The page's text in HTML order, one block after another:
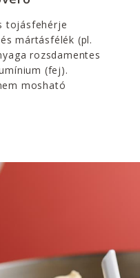
tojásfehérje
mártásfélék (pl.
rozsdamentes
(fej).
mosható